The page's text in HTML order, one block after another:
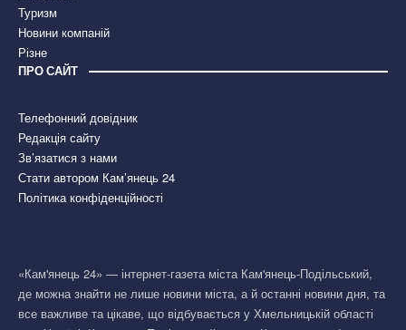
Туризм
Новини компаній
Різне
ПРО САЙТ
Телефонний довідник
Редакція сайту
Зв’язатися з нами
Стати автором Кам’янець 24
Політика конфіденційності
«Кам'янець 24» — інтернет-газета міста Кам'янець-Подільський,
де можна знайти не лише новини міста, а й останні новини дня, та
все важливе та цікаве, що відбувається у Хмельницькій області